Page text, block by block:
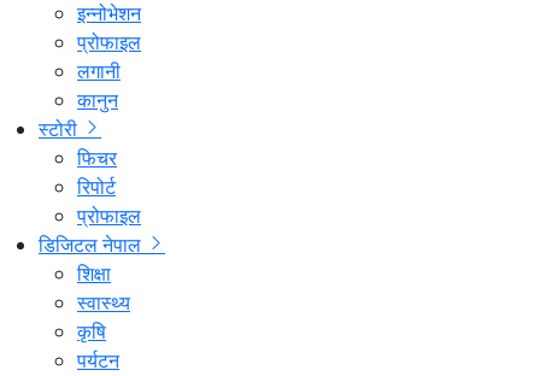
इन्नोभेशन
प्रोफाइल
लगानी
कानुन
स्टोरी
फिचर
रिपोर्ट
प्रोफाइल
डिजिटल नेपाल
शिक्षा
स्वास्थ्य
कृषि
पर्यटन